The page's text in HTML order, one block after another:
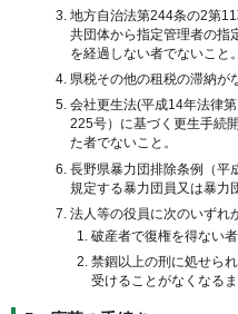
地方自治法第244条の2第
共団体から指定管理者の指
を経過しない者でないこと。
県税その他の租税の滞納が
会社更生法(平成14年法律
225号）に基づく更生手続
た者でないこと。
長野県暴力団排除条例（平
規定する暴力団員又は暴力
法人等の役員に次のいずれ
破産者で復権を得ない者
禁錮以上の刑に処せら
受けることがなくなる